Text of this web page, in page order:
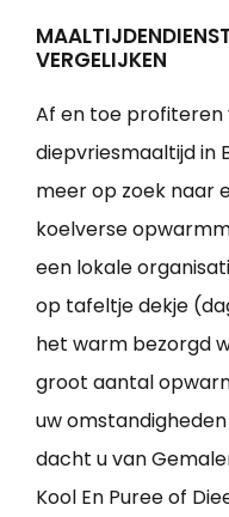
VERGELIJKEN
Af en toe profiteren
diepvriesmaaltijd in
meer op zoek naar
koelverse
een lokale
op tafeltje dekje
het warm bezorgd
groot aantal
uw
dacht u van
Kool En Puree of